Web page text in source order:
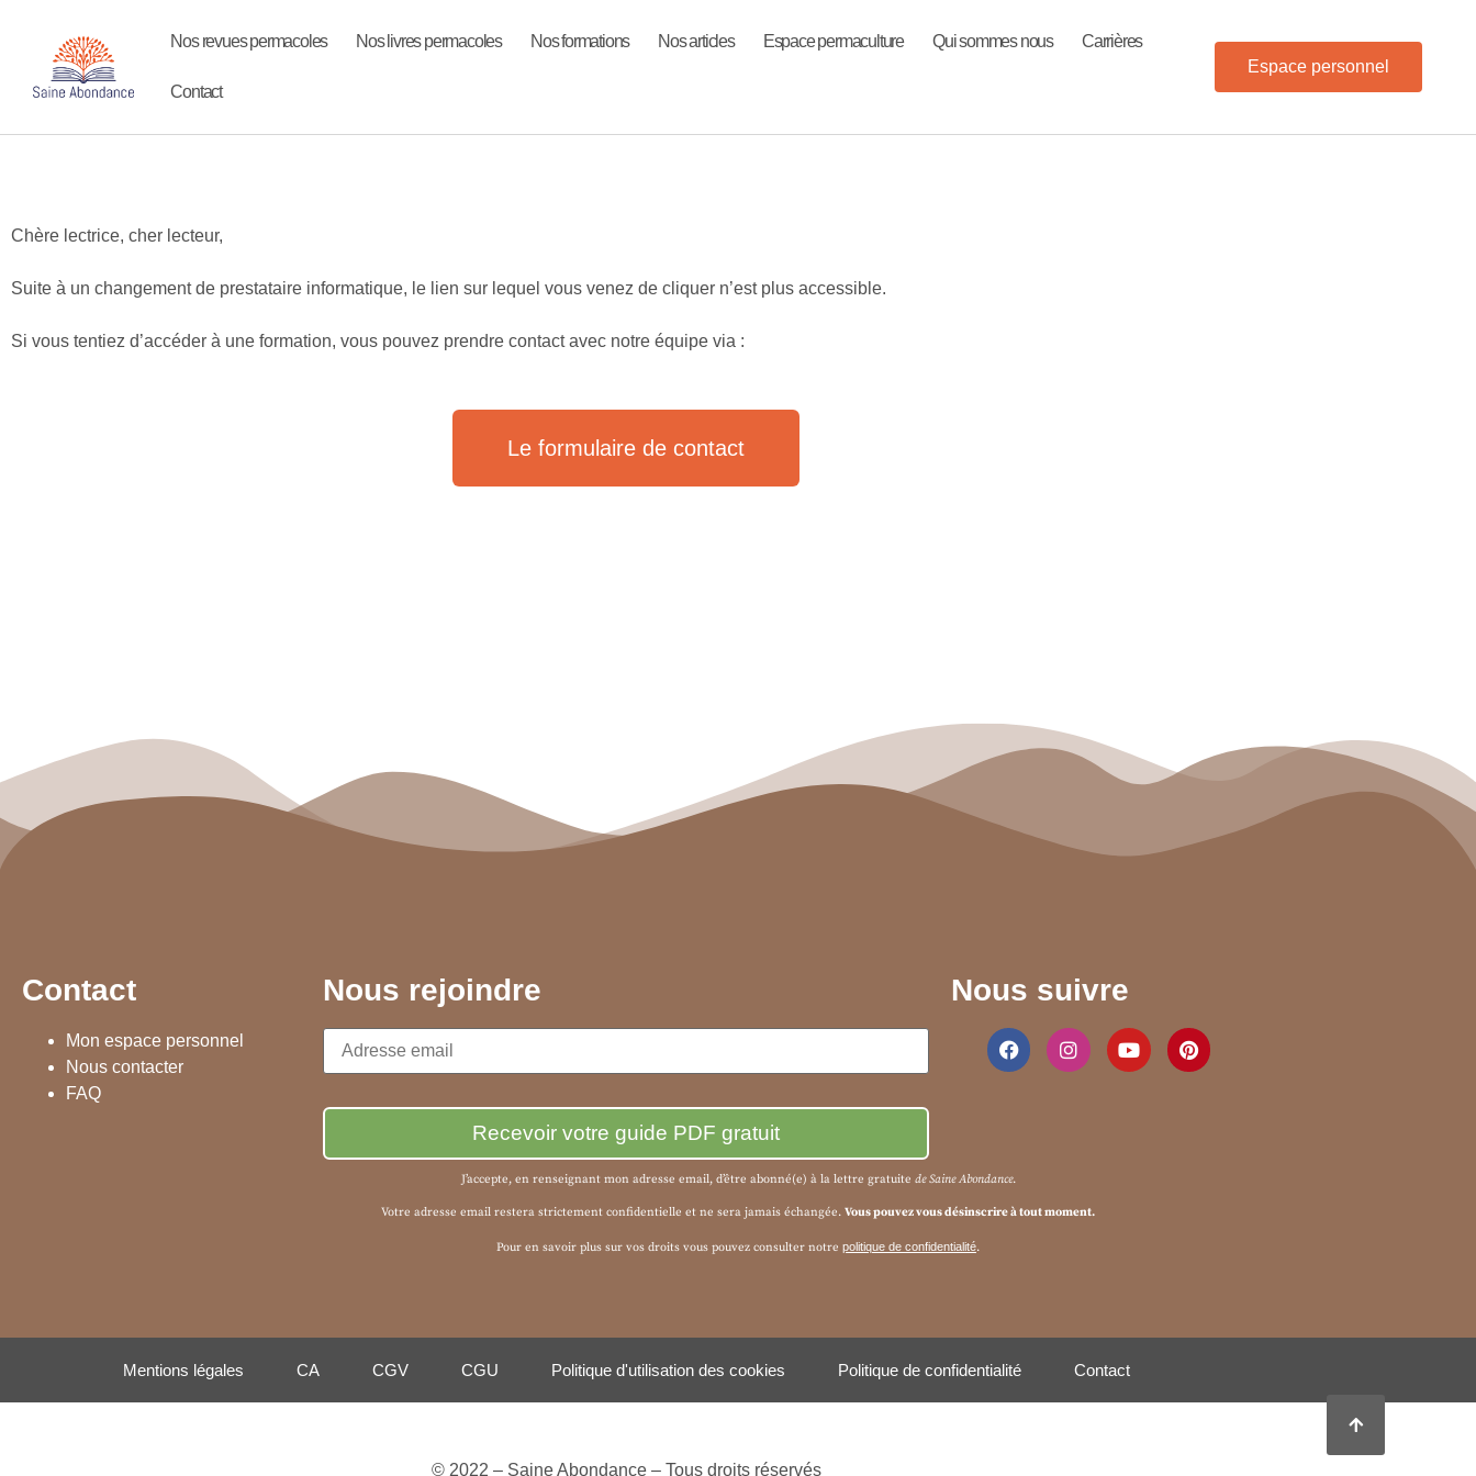
Nos revues permacoles Nos livres permacoles Nos formations Nos articles Espace permaculture Qui sommes nous Carrières
Contact
Espace personnel
Chère lectrice, cher lecteur,
Suite à un changement de prestataire informatique, le lien sur lequel vous venez de cliquer n’est plus accessible.
Si vous tentiez d’accéder à une formation, vous pouvez prendre contact avec notre équipe via :
Le formulaire de contact
Contact
Mon espace personnel
Nous contacter
FAQ
Nous rejoindre Nous suivre
J’accepte, en renseignant mon adresse email, d’être abonné(e) à la lettre gratuite de Saine Abondance.
Votre adresse email restera strictement confidentielle et ne sera jamais échangée. Vous pouvez vous désinscrire à tout moment.
Pour en savoir plus sur vos droits vous pouvez consulter notre politique de confidentialité.
Mentions légales CA CGV CGU Politique d'utilisation des cookies Politique de confidentialité Contact
© 2022 – Saine Abondance – Tous droits réservés